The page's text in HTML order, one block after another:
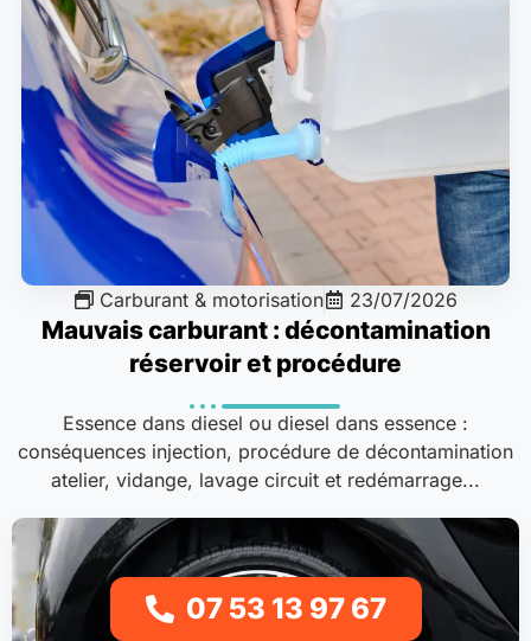
Carburant & motorisation 23/07/2026
Mauvais carburant : décontamination
réservoir et procédure
Essence dans diesel ou diesel dans essence :
conséquences injection, procédure de décontamination
atelier, vidange, lavage circuit et redémarrage...
07 53 13 97 67